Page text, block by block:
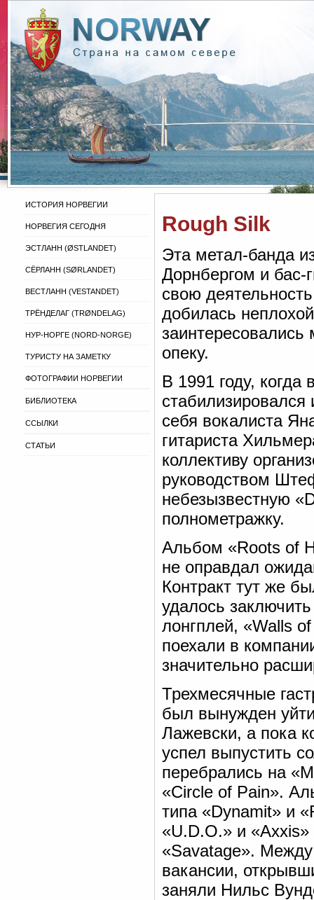
ИСТОРИЯ НОРВЕГИИ
НОРВЕГИЯ СЕГОДНЯ
ЭСТЛАНН (ØSTLANDET)
СЁРЛАНН (SØRLANDET)
ВЕСТЛАНН (VESTANDET)
ТРЁНДЕЛАГ (TRØNDELAG)
НУР-НОРГЕ (NORD-NORGE)
ТУРИСТУ НА ЗАМЕТКУ
ФОТОГРАФИИ НОРВЕГИИ
БИБЛИОТЕКА
ССЫЛКИ
СТАТЬИ
Rough Silk
Эта метал-банда
Дорнбергом и
свою
добилась
опеку.
В 1991 году,
себя вокалиста
гитариста
коллективу
руководством
небезызвестную
полнометражку.
Альбом «Roots of
не оправдал
Контракт тут же
удалось
лонгплей, «Walls
поехали в
значительно
Трехмесячные
был вынужден
Лажевски, а пока
успел выпустить
перебрались на
«Circle of Pain».
типа «Dynamit» и
«U.D.O.» и «Axxis»
«Savatage». Между
вакансии,
заняли Нильс